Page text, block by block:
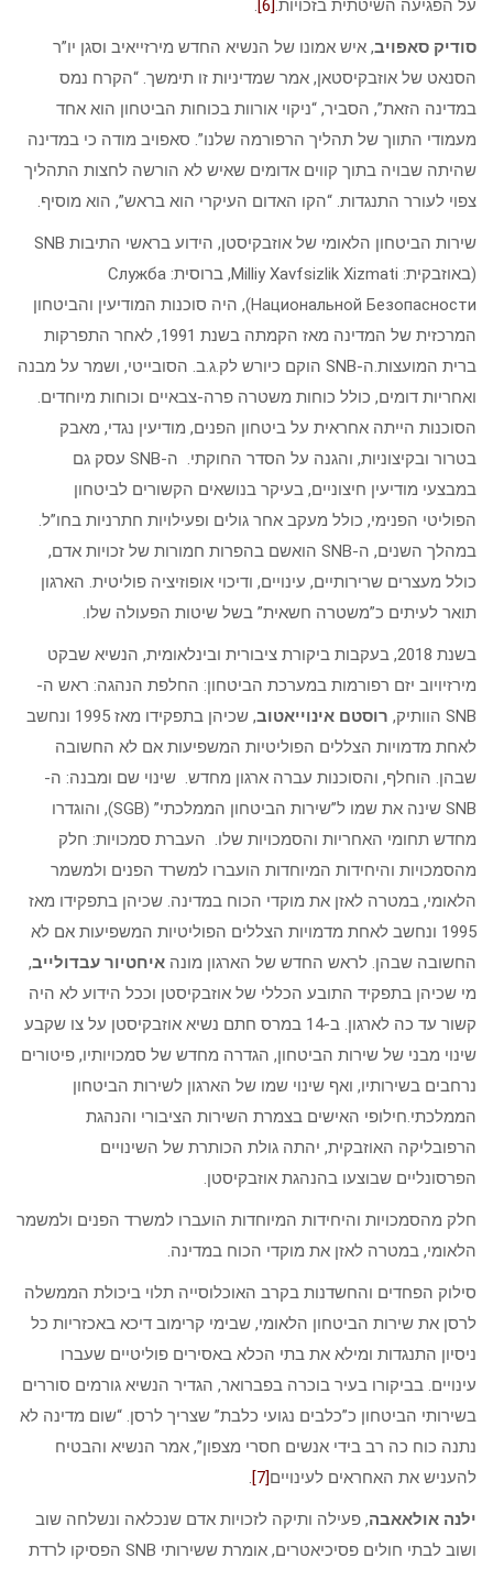
על הפגיעה השיטתית בזכויות. .
סודיק סאפויב, איש אמונו של הנשיא החדש מירזייאיב וסגן יו”ר
הסנאט של אוזבקיסטאן, אמר שמדיניות זו תימשך. “הקרח נמס
במדינה הזאת”, הסביר, “ניקוי אורוות בכוחות הביטחון הוא אחד
מעמודי התווך של תהליך הרפורמה שלנו”. סאפויב מודה כי במדינה
שהיתה שבויה בתוך קווים אדומים שאיש לא הורשה לחצות התהליך
צפוי לעורר התנגדות. “הקו האדום העיקרי הוא בראש”, הוא מוסיף.
שירות הביטחון הלאומי של אוזבקיסטן, הידוע בראשי התיבות SNB
(באוזבקית: Milliy Xavfsizlik Xizmati, ברוסית: Служба
Национальной Безопасности), היה סוכנות המודיעין והביטחון
המרכזית של המדינה מאז הקמתה בשנת 1991, לאחר התפרקות
ברית המועצות.​ה-SNB הוקם כיורש לק.ג.ב. הסובייטי, ושמר על מבנה
ואחריות דומים, כולל כוחות משטרה פרה-צבאיים וכוחות מיוחדים. ​
הסוכנות הייתה אחראית על ביטחון הפנים, מודיעין נגדי, מאבק
בטרור ובקיצוניות, והגנה על הסדר החוקתי. ​ ה-SNB עסק גם
במבצעי מודיעין חיצוניים, בעיקר בנושאים הקשורים לביטחון
הפוליטי הפנימי, כולל מעקב אחר גולים ופעילויות חתרניות בחו”ל. ​
במהלך השנים, ה-SNB הואשם בהפרות חמורות של זכויות אדם,
כולל מעצרים שרירותיים, עינויים, ודיכוי אופוזיציה פוליטית. הארגון
תואר לעיתים כ”משטרה חשאית” בשל שיטות הפעולה שלו. ​
בשנת 2018, בעקבות ביקורת ציבורית ובינלאומית, הנשיא שבקט
מירזיויוב יזם רפורמות במערכת הביטחון: החלפת הנהגה: ראש ה-
SNB הוותיק,
רוסטם אינוייאטוב
, שכיהן בתפקידו מאז 1995 ונחשב
לאחת מדמויות הצללים הפוליטיות המשפיעות אם לא החשובה
שבהן. הוחלף, והסוכנות עברה ארגון מחדש. ​ שינוי שם ומבנה: ה-
SNB שינה את שמו ל”שירות הביטחון הממלכתי” (SGB), והוגדרו
מחדש תחומי האחריות והסמכויות שלו. ​ העברת סמכויות: חלק
מהסמכויות והיחידות המיוחדות הועברו למשרד הפנים ולמשמר
הלאומי, במטרה לאזן את מוקדי הכוח במדינה. ​שכיהן בתפקידו מאז
1995 ונחשב לאחת מדמויות הצללים הפוליטיות המשפיעות אם לא
החשובה שבהן. לראש החדש של הארגון מונה איחטיור עבדולייב,
מי שכיהן בתפקיד התובע הכללי של אוזבקיסטן וככל הידוע לא היה
קשור עד כה לארגון. ב-14 במרס חתם נשיא אוזבקיסטן על צו שקבע
שינוי מבני של שירות הביטחון, הגדרה מחדש של סמכויותיו, פיטורים
נרחבים בשירותיו, ואף שינוי שמו של הארגון לשירות הביטחון
הממלכתי.חילופי האישים בצמרת השירות הציבורי והנהגת
הרפובליקה האוזבקית, יהתה גולת הכותרת של השינויים
הפרסונליים שבוצעו בהנהגת אוזבקיסטן.
חלק מהסמכויות והיחידות המיוחדות הועברו למשרד הפנים ולמשמר
הלאומי, במטרה לאזן את מוקדי הכוח במדינה.
סילוק הפחדים והחשדנות בקרב האוכלוסייה תלוי ביכולת הממשלה
לרסן את שירות הביטחון הלאומי, שבימי קרימוב דיכא באכזריות כל
ניסיון התנגדות ומילא את בתי הכלא באסירים פוליטיים שעברו
עינויים. בביקורו בעיר בוכרה בפברואר, הגדיר הנשיא גורמים סוררים
בשירותי הביטחון כ”כלבים נגועי כלבת” שצריך לרסן. “שום מדינה לא
נתנה כוח כה רב בידי אנשים חסרי מצפון”, אמר הנשיא והבטיח
להעניש את האחראים לעינויים[7]
.
ילנה אולאאבה, פעילה ותיקה לזכויות אדם שנכלאה ונשלחה שוב
ושוב לבתי חולים פסיכיאטרים, אומרת ששירותי SNB הפסיקו לרדת